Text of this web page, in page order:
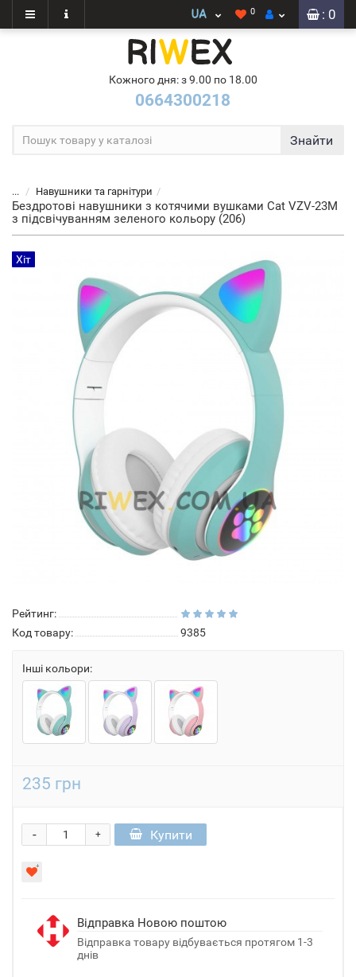
: 0
0
Кожного дня: з 9.00 по 18.00
0664300218
Знайти
... Навушники та гарнітури
Бездротові навушники з котячими вушками Cat VZV-23M
з підсвічуванням зеленого кольору (206)
Хіт
Рейтинг:
Код товару:
9385
Інші кольори:
235 грн
+
- Купити
Відправка Новою поштою
Відправка товару відбувається протягом 1-3
днів